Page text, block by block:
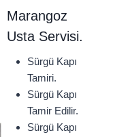
Marangoz
Usta Servisi.
Sürgü Kapı
Tamiri.
Sürgü Kapı
Tamir Edilir.
Sürgü Kapı